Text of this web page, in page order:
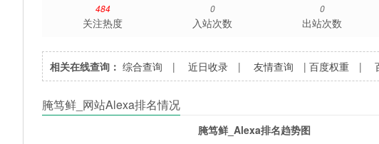
484
关注热度
0
入站次数
0
出站次数
相关在线查询： 综合查询 |近日收录 |友情查询 |百度权重 |
腌笃鲜_网站Alexa排名情况
腌笃鲜_Alexa排名趋势图